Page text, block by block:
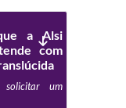
a Alsi
com
um